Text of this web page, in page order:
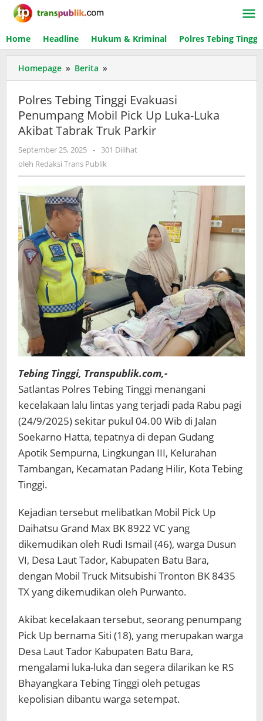
Lewati
Home Headline Hukum & Kriminal Polres Tebing Tinggi
Homepage » Berita »
Tebing
Tinggi
Evakuasi
Penumpang
Mobil
Up
Luka
Polres Tebing Tinggi Evakuasi
Penumpang Mobil Pick Up Luka-Luka
Akibat Tabrak Truk Parkir
September 25, 2025 oleh
Redaksi
Publik
- 301 Dilihat
oleh Redaksi Trans Publik
Tebing Tinggi, Transpublik.com,-
Satlantas Polres Tebing Tinggi menangani
kecelakaan lalu lintas yang terjadi pada Rabu pagi
(24/9/2025) sekitar pukul 04.00 Wib di Jalan
Soekarno Hatta, tepatnya di depan Gudang
Apotik Sempurna, Lingkungan III, Kelurahan
Tambangan, Kecamatan Padang Hilir, Kota Tebing
Tinggi.
Kejadian tersebut melibatkan Mobil Pick Up
Daihatsu Grand Max BK 8922 VC yang
dikemudikan oleh Rudi Ismail (46), warga Dusun
VI, Desa Laut Tador, Kabupaten Batu Bara,
dengan Mobil Truck Mitsubishi Tronton BK 8435
TX yang dikemudikan oleh Purwanto.
Akibat kecelakaan tersebut, seorang penumpang
Pick Up bernama Siti (18), yang merupakan warga
Desa Laut Tador Kabupaten Batu Bara,
mengalami luka-luka dan segera dilarikan ke RS
Bhayangkara Tebing Tinggi oleh petugas
kepolisian dibantu warga setempat.